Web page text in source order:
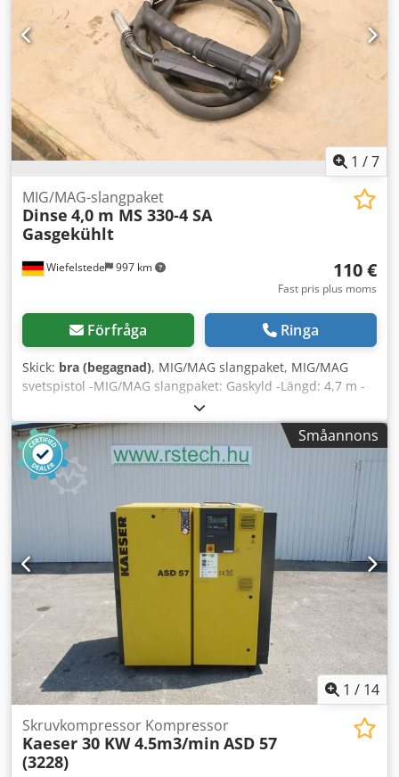
justerbar Z-axel • Integrerad PC med Windows-
operativsystem • Skärm och tangentbordshållare
höjdjusterbar • Stativ av aluminiumprofil • Luftkyld • Extra
stort invändigt utrymme • Dörrbredd ca 700 mm / Dörrhöjd
(genomföring): 400 mm • Anslutning 230 V • Mått: ca 900 x
800 x 1900 mm (LxBxH) • Vikt: ca 120 kg
Perfekt för emballering av visitkort, broschyrer och annat
tryckt material. Tekniska specifikationer: Bandbredd: 30
mm Kapacitet: 26 cykler/min Dimension på bandad
produkt: 240 x 150 mm Dcjdpfjziyr Nex Apdjk Tillverkad i
Japan. Vikt: 70 kg.
1 /7
Wiefelstede 997 km
MIG/MAG-slangpaket
Dinse 4,0 m MS 330-4 SA
Gasgekühlt
110 €
Fast pris plus moms
Förfråga Ringa
Skick: bra (begagnad), MIG/MAG slangpaket, MIG/MAG
svetspistol -MIG/MAG slangpaket: Gaskyld -Längd: 4,7 m -
Typ: DIX MS 330-4 SA -Transportmått: 400/480/H100 mm
Dsdpfx Apox Nn Rpjdsck -Vikt: 4,2 kg
Småannons
1 / 14
Skruvkompressor Kompressor
Kaeser 30 KW 4.5m3/min ASD 57
(3228)